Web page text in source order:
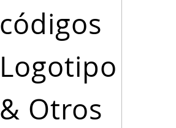
códigos
Logotipo
& Otros